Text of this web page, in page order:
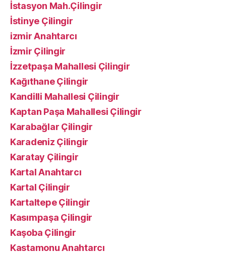
İstasyon Mah.Çilingir
İstinye Çilingir
izmir Anahtarcı
İzmir Çilingir
İzzetpaşa Mahallesi Çilingir
Kağıthane Çilingir
Kandilli Mahallesi Çilingir
Kaptan Paşa Mahallesi Çilingir
Karabağlar Çilingir
Karadeniz Çilingir
Karatay Çilingir
Kartal Anahtarcı
Kartal Çilingir
Kartaltepe Çilingir
Kasımpaşa Çilingir
Kaşoba Çilingir
Kastamonu Anahtarcı